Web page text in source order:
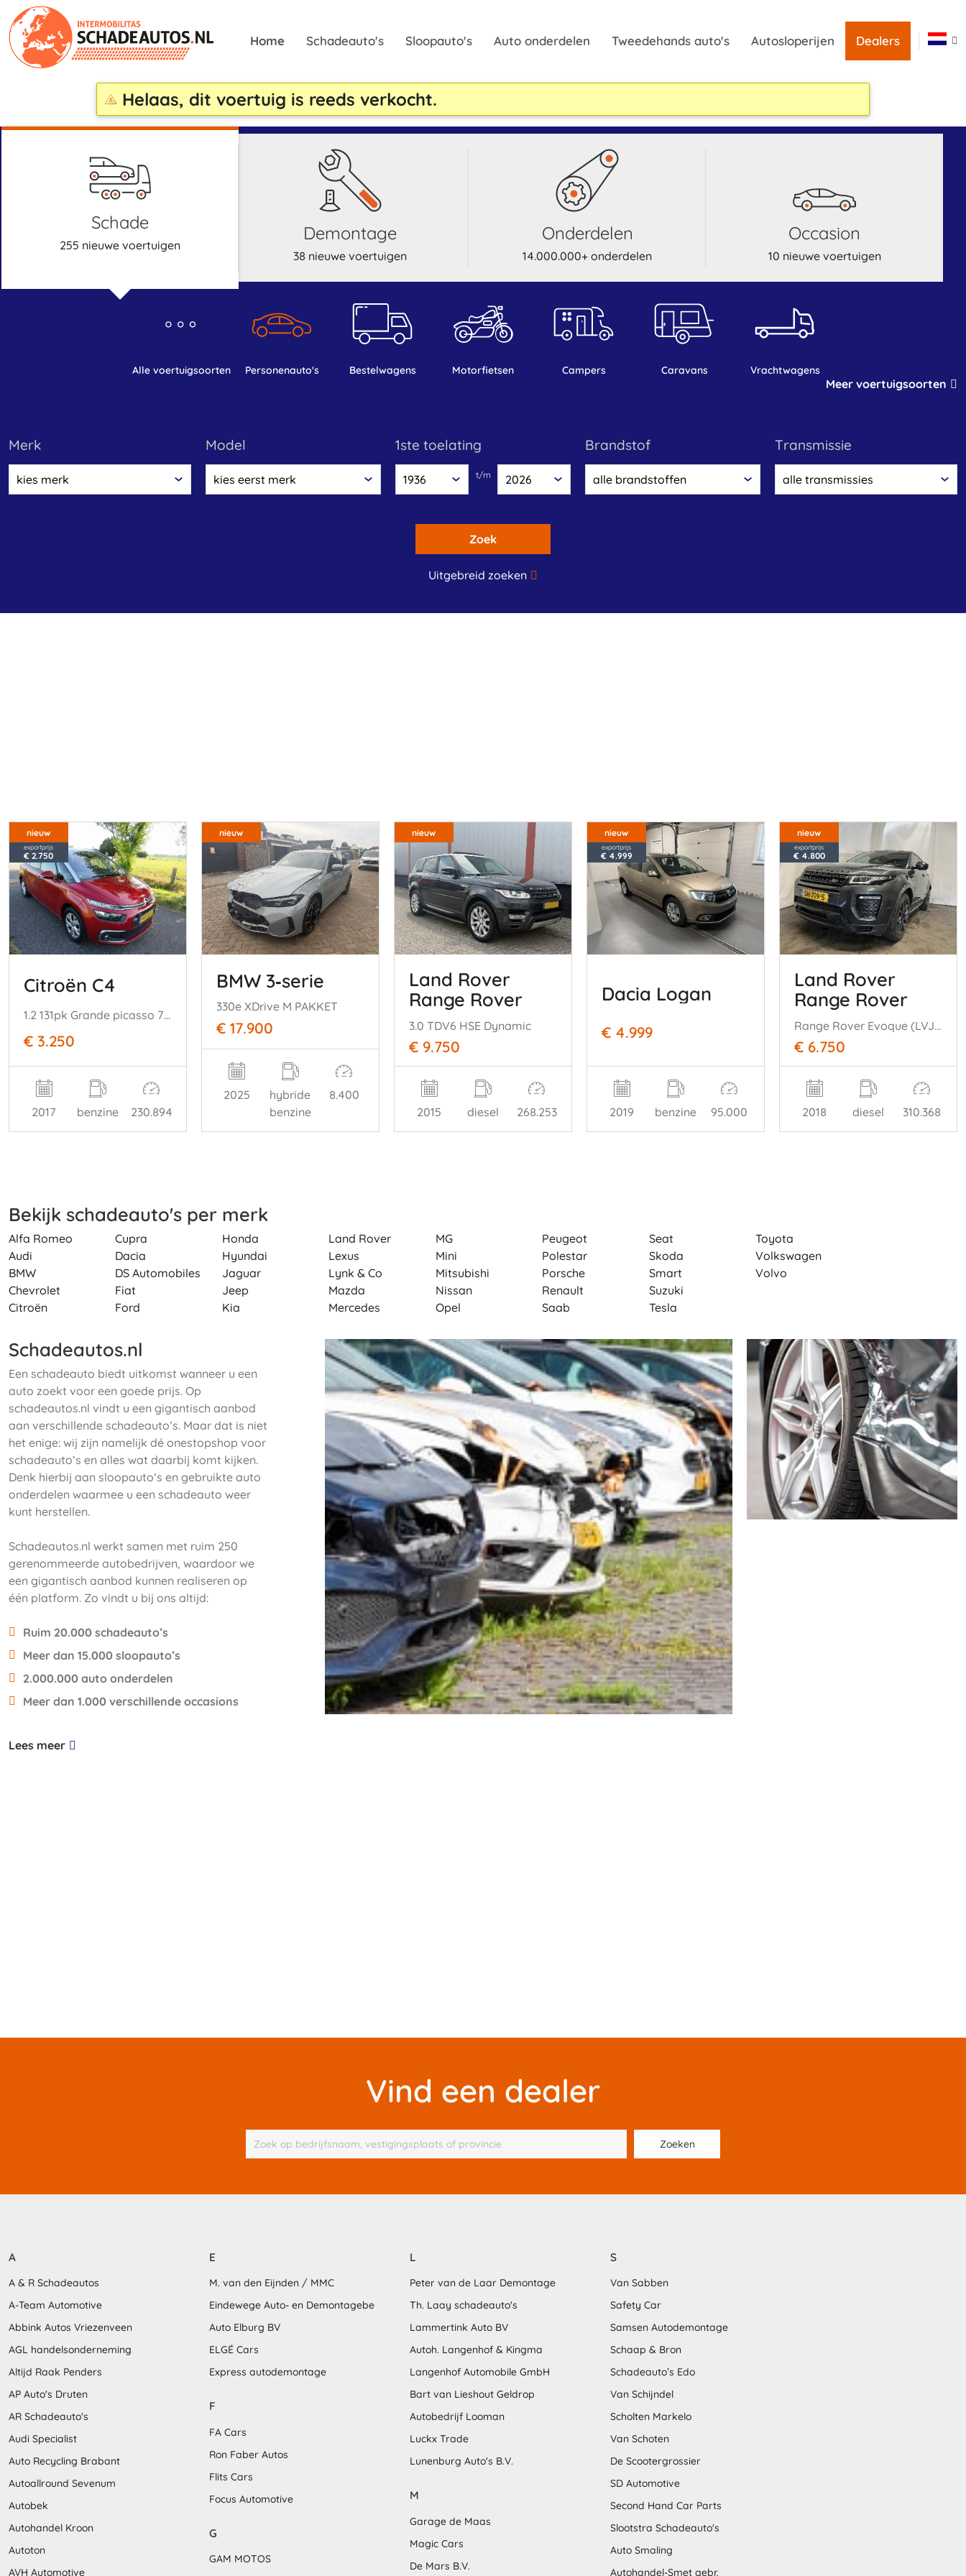
Home Schadeauto's Sloopauto's Auto onderdelen Tweedehands auto's Autosloperijen Dealers
Helaas, dit voertuig is reeds verkocht.
schade
255 nieuwe voertuigen
demontage
38 nieuwe voertuigen
onderdelen
14.000.000+ onderdelen
occasion
10 nieuwe voertuigen
alle voertuigsoorten personenauto's bestelwagens motorfietsen campers caravans vrachtwagens
Meer voertuigsoorten
merk model 1ste toelating
t/m
brandstof transmissie
Zoek
Uitgebreid zoeken
nieuw
exportprijs
€ 2.750
Citroën C4
1.2 131pk Grande picasso 7 persoons euro 6 Business Navigatie Clima 2017
€ 3.250
2017 benzine 230.894
nieuw
BMW 3‑serie
330e XDrive M PAKKET
€ 17.900
2025
hybride
benzine
8.400
nieuw
Land Rover
Range Rover
sport
3.0 TDV6 HSE Dynamic
€ 9.750
2015 diesel 268.253
nieuw
exportprijs
€ 4.999
Dacia Logan
€ 4.999
2019 benzine 95.000
nieuw
exportprijs
€ 4.800
Land Rover
Range Rover
Evoque
Range Rover Evoque (LVJ/LVS) SUV 2.0 eD 150 16V (204DTD(AJ20D4)) [110k= W] (06-2015/12-2019)
€ 6.750
2018 diesel 310.368
Bekijk schadeauto's per merk
Alfa Romeo
Audi
BMW
Chevrolet
Citroën
Cupra
Dacia
DS Automobiles
Fiat
Ford
Honda
Hyundai
Jaguar
Jeep
Kia
Land Rover
Lexus
Lynk & Co
Mazda
Mercedes
MG
Mini
Mitsubishi
Nissan
Opel
Peugeot
Polestar
Porsche
Renault
Saab
Seat
Skoda
Smart
Suzuki
Tesla
Toyota
Volkswagen
Volvo
Schadeautos.nl
Een schadeauto biedt uitkomst wanneer u een
auto zoekt voor een goede prijs. Op
schadeautos.nl vindt u een gigantisch aanbod
aan verschillende schadeauto’s. Maar dat is niet
het enige: wij zijn namelijk dé onestopshop voor
schadeauto’s en alles wat daarbij komt kijken.
Denk hierbij aan sloopauto’s en gebruikte auto
onderdelen waarmee u een schadeauto weer
kunt herstellen.
Schadeautos.nl werkt samen met ruim 250
gerenommeerde autobedrijven, waardoor we
een gigantisch aanbod kunnen realiseren op
één platform. Zo vindt u bij ons altijd:
Ruim 20.000 schadeauto’s
Meer dan 15.000 sloopauto’s
2.000.000 auto onderdelen
Meer dan 1.000 verschillende occasions
Lees meer
Vind een dealer
A
A & R Schadeautos
A-Team Automotive
Abbink Autos Vriezenveen
AGL handelsonderneming
Altijd Raak Penders
AP Auto's Druten
AR Schadeauto's
Audi Specialist
Auto Recycling Brabant
Autoallround Sevenum
Autobek
Autohandel Kroon
Autoton
AVH Automotive
E
M. van den Eijnden / MMC
Eindewege Auto- en Demontagebe
Auto Elburg BV
ELGÉ Cars
Express autodemontage
F
FA Cars
Ron Faber Autos
Flits Cars
Focus Automotive
G
GAM MOTOS
L
Peter van de Laar Demontage
Th. Laay schadeauto's
Lammertink Auto BV
Autoh. Langenhof & Kingma
Langenhof Automobile GmbH
Bart van Lieshout Geldrop
Autobedrijf Looman
Luckx Trade
Lunenburg Auto's B.V.
M
Garage de Maas
Magic Cars
De Mars B.V.
S
Van Sabben
Safety Car
Samsen Autodemontage
Schaap & Bron
Schadeauto’s Edo
Van Schijndel
Scholten Markelo
Van Schoten
De Scootergrossier
SD Automotive
Second Hand Car Parts
Slootstra Schadeauto's
Auto Smaling
Autohandel-Smet gebr.